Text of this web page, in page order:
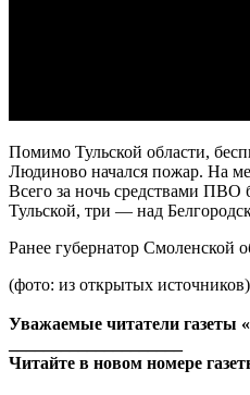
Помимо Тульской области,
Людиново начался пожар. На
Всего за ночь средствами
Тульской, три — над
Ранее губернатор Смоленской
(фото: из открытых источников)
Уважаемые читатели газеты
Читайте в новом номере